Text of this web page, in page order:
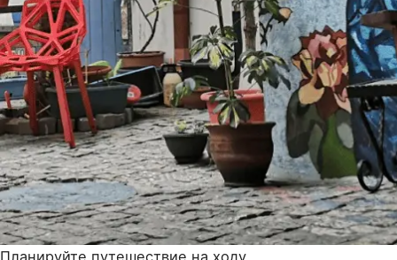
Планируйте путешествие на ходу